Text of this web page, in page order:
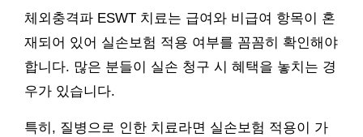
체외충격파 ESWT 치료는 급여와 비급여 항목이 혼
재되어 있어 실손보험 적용 여부를 꼼꼼히 확인해야
합니다. 많은 분들이 실손 청구 시 혜택을 놓치는 경
우가 있습니다.
특히, 질병으로 인한 치료라면 실손보험 적용이 가